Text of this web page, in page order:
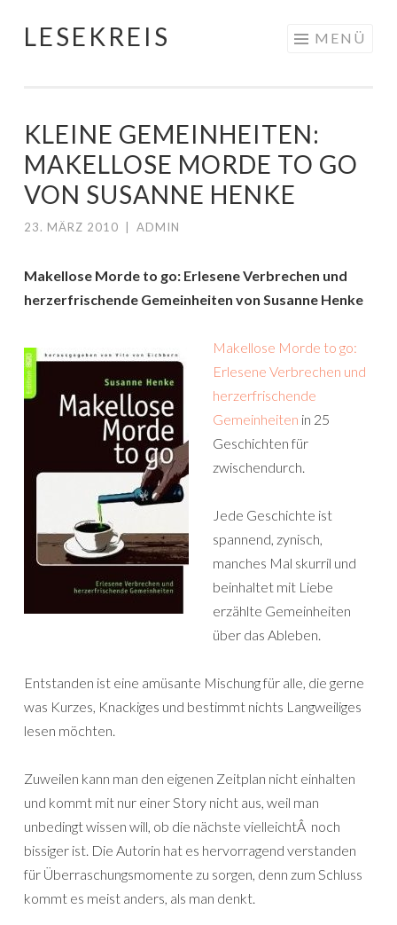
Springe
LESEKREIS MENÜ
KLEINE GEMEINHEITEN:
MAKELLOSE MORDE TO GO
VON SUSANNE HENKE
23. MÄRZ 2010 ADMIN
Makellose Morde to go: Erlesene Verbrechen und
herzerfrischende Gemeinheiten von Susanne Henke
Makellose Morde to go:
Erlesene Verbrechen und
herzerfrischende
Gemeinheiten in 25
Geschichten für
zwischendurch.
Jede Geschichte ist
spannend, zynisch,
manches Mal skurril und
beinhaltet mit Liebe
erzählte Gemeinheiten
über das Ableben.
Entstanden ist eine amüsante Mischung für alle, die gerne
was Kurzes, Knackiges und bestimmt nichts Langweiliges
lesen möchten.
Zuweilen kann man den eigenen Zeitplan nicht einhalten
und kommt mit nur einer Story nicht aus, weil man
unbedingt wissen will, ob die nächste vielleichtÂ noch
bissiger ist. Die Autorin hat es hervorragend verstanden
für Überraschungsmomente zu sorgen, denn zum Schluss
kommt es meist anders, als man denkt.